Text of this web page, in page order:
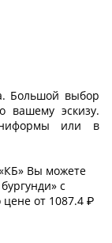
Большой выбор
вашему эскизу.
или в
Вы можете
с
от 1087.4 ₽